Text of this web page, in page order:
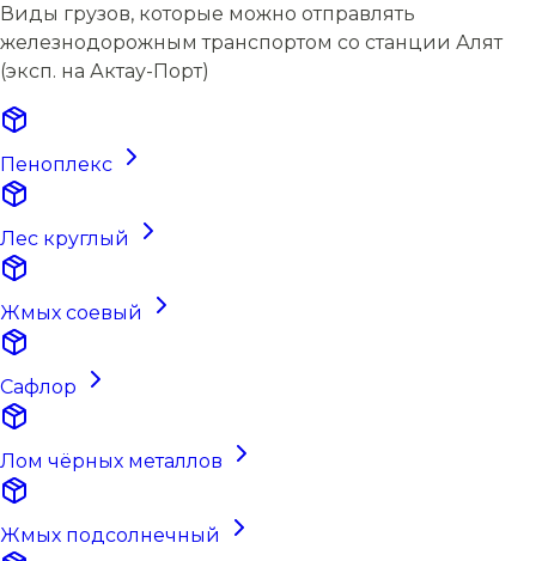
Виды грузов, которые можно отправлять
железнодорожным транспортом со станции Алят
(эксп. на Актау-Порт)
Пеноплекс
Лес круглый
Жмых соевый
Сафлор
Лом чёрных металлов
Жмых подсолнечный